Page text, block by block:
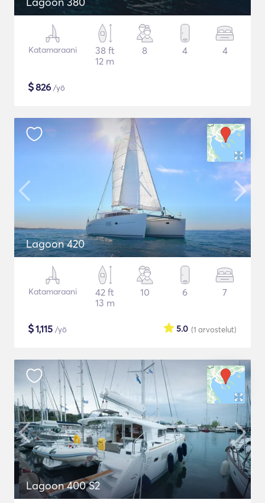
Katamaraani
38 ft
12 m
8 4 4
$826 /yö
Lagoon 420
Katamaraani
42 ft
13 m
10 6 7
$1,115 /yö (1 arvostelut)
5.0
Lagoon 400 S2